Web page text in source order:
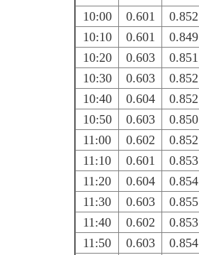
10:00
0.601 0.852
10:10
0.601 0.849
10:20
0.603 0.851
10:30
0.603 0.852
10:40
0.604 0.852
10:50
0.603 0.850
11:00
0.602 0.852
11:10
0.601 0.853
11:20
0.604 0.854
11:30
0.603 0.855
11:40
0.602 0.853
11:50
0.603 0.854